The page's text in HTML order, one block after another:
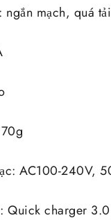
ngắn mạch, quá
AC100-240V,
Quick charger